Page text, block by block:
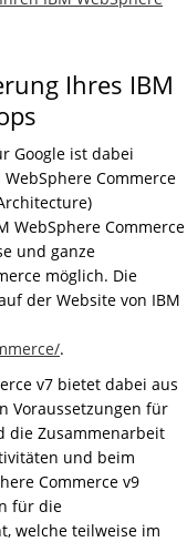
Ihres IBM
Google ist dabei
Commerce
WebSphere Commerce
und ganze
möglich. Die
der Website von IBM
.
v7 bietet dabei aus
Voraussetzungen für
die Zusammenarbeit
und beim
Commerce v9
für die
welche teilweise im